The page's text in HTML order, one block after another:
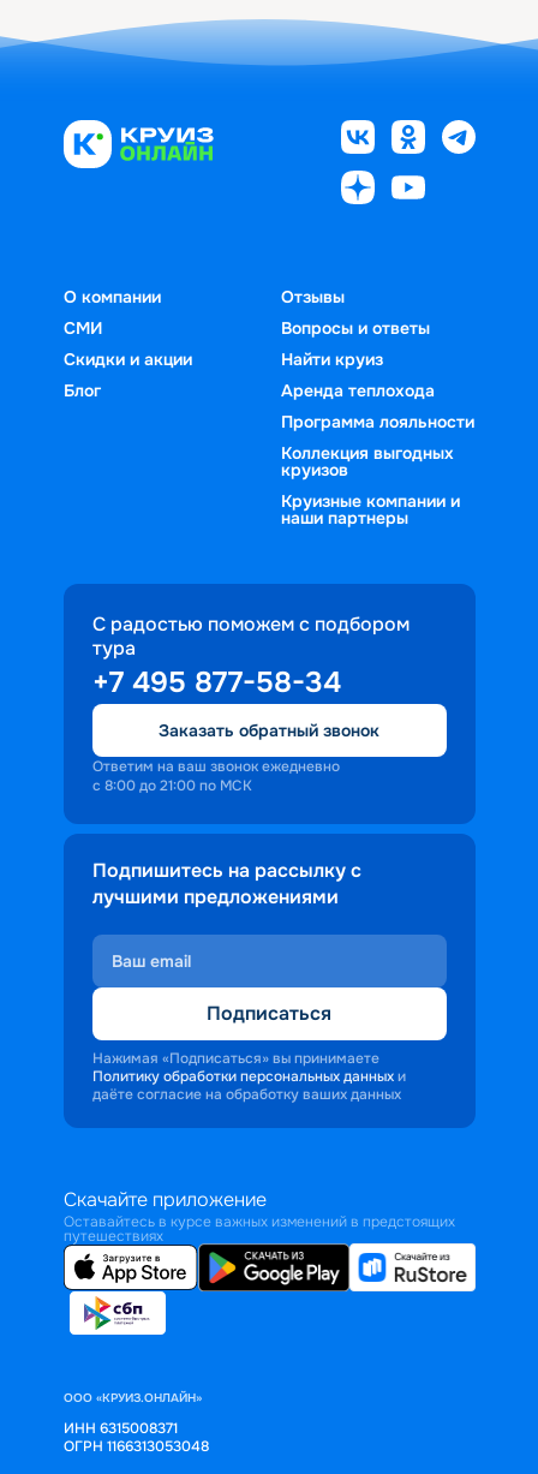
О компании
СМИ
Скидки и акции
Блог
Отзывы
Вопросы и ответы
Найти круиз
Аренда теплохода
Программа лояльности
Коллекция выгодных
круизов
Круизные компании и
наши партнеры
С радостью поможем с подбором
тура
+7 495 877-58-34
Заказать обратный звонок
Ответим на ваш звонок ежедневно
с 8:00 до 21:00 по МСК
Подпишитесь на рассылку с
лучшими предложениями
Подписаться
Нажимая «Подписаться» вы принимаете
Политику обработки персональных данных и
даёте согласие на обработку ваших данных
Скачайте приложение
Оставайтесь в курсе важных изменений в предстоящих
путешествиях
ООО «КРУИЗ.ОНЛАЙН»
ИНН 6315008371
ОГРН 1166313053048